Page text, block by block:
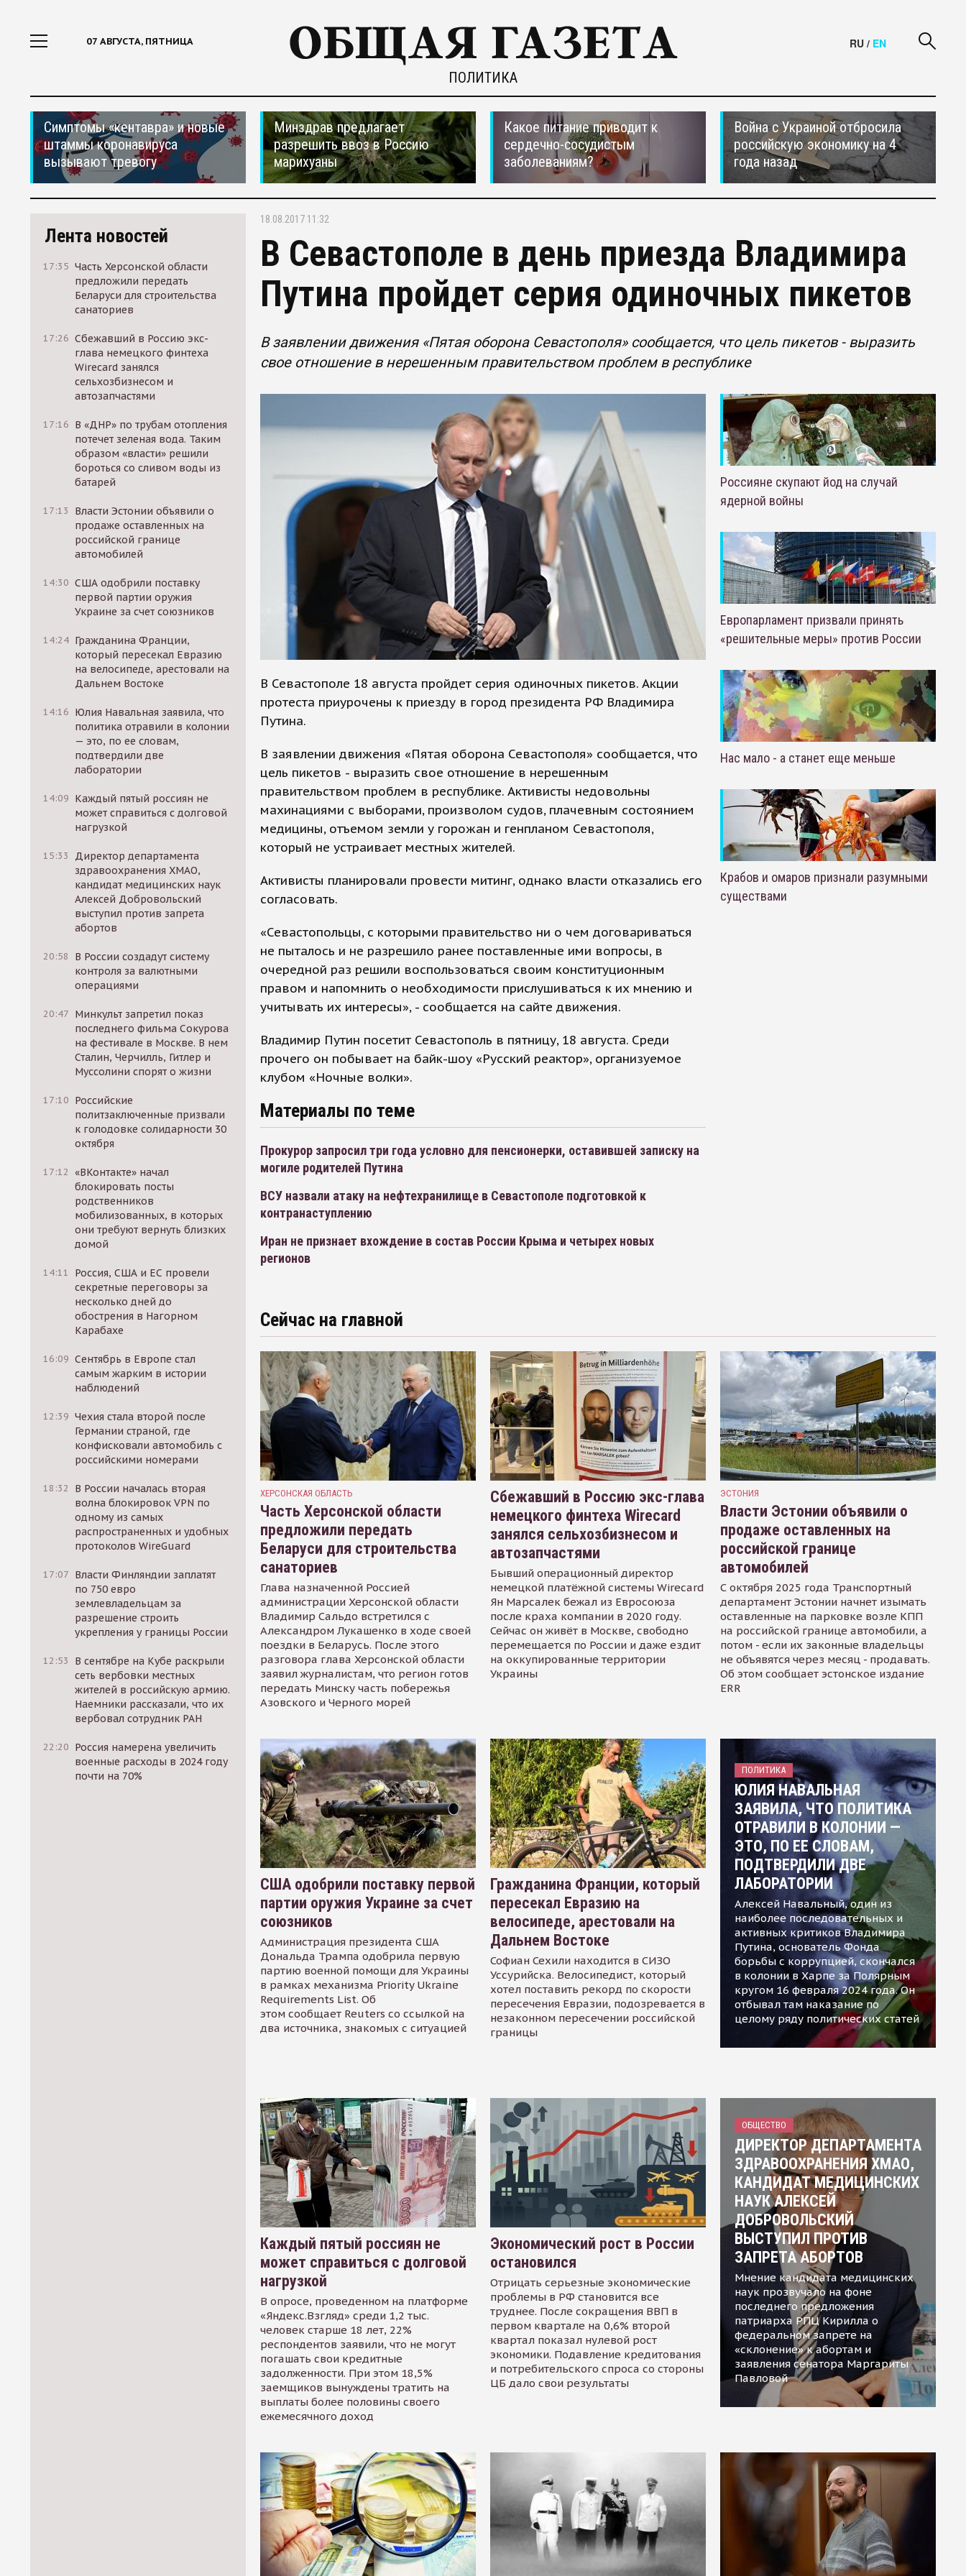
07 АВГУСТА, ПЯТНИЦА
ПОЛИТИКА
RU / EN
Симптомы «кентавра» и новые
штаммы коронавируса
вызывают тревогу
Минздрав предлагает
разрешить ввоз в Россию
марихуаны
Какое питание приводит к
сердечно-сосудистым
заболеваниям?
Война с Украиной отбросила
российскую экономику на 4
года назад
Лента новостей
17:35 Часть Херсонской области
предложили передать
Беларуси для строительства
санаториев
17:26 Сбежавший в Россию экс-
глава немецкого финтеха
Wirecard занялся
сельхозбизнесом и
автозапчастями
17:16 В «ДНР» по трубам отопления
потечет зеленая вода. Таким
образом «власти» решили
бороться со сливом воды из
батарей
17:13
Власти Эстонии объявили о
продаже оставленных на
российской границе
автомобилей
14:30 США одобрили поставку
первой партии оружия
Украине за счет союзников
14:24 Гражданина Франции,
который пересекал Евразию
на велосипеде, арестовали на
Дальнем Востоке
14:16 Юлия Навальная заявила, что
политика отравили в колонии
— это, по ее словам,
подтвердили две
лаборатории
14:09 Каждый пятый россиян не
может справиться с долговой
нагрузкой
15:33
Директор департамента
здравоохранения ХМАО,
кандидат медицинских наук
Алексей Добровольский
выступил против запрета
абортов
20:58
В России создадут систему
контроля за валютными
операциями
20:47 Минкульт запретил показ
последнего фильма Сокурова
на фестивале в Москве. В нем
Сталин, Черчилль, Гитлер и
Муссолини спорят о жизни
17:10 Российские
политзаключенные призвали
к голодовке солидарности 30
октября
17:12 «ВКонтакте» начал
блокировать посты
родственников
мобилизованных, в которых
они требуют вернуть близких
домой
14:11
Россия, США и ЕС провели
секретные переговоры за
несколько дней до
обострения в Нагорном
Карабахе
16:09 Сентябрь в Европе стал
самым жарким в истории
наблюдений
12:39 Чехия стала второй после
Германии страной, где
конфисковали автомобиль с
российскими номерами
18:32
В России началась вторая
волна блокировок VPN по
одному из самых
распространенных и удобных
протоколов WireGuard
17:07 Власти Финляндии заплатят
по 750 евро
землевладельцам за
разрешение строить
укрепления у границы России
12:53
В сентябре на Кубе раскрыли
сеть вербовки местных
жителей в российскую армию.
Наемники рассказали, что их
вербовал сотрудник РАН
22:20 Россия намерена увеличить
военные расходы в 2024 году
почти на 70%
18.08.2017 11:32
В Севастополе в день приезда Владимира
Путина пройдет серия одиночных пикетов
В заявлении движения «Пятая оборона Севастополя» сообщается, что цель пикетов - выразить
свое отношение в нерешенным правительством проблем в республике
В Севастополе 18 августа пройдет серия одиночных пикетов. Акции
протеста приурочены к приезду в город президента РФ Владимира
Путина.
В заявлении движения «Пятая оборона Севастополя» сообщается, что
цель пикетов - выразить свое отношение в нерешенным
правительством проблем в республике. Активисты недовольны
махинациями с выборами, произволом судов, плачевным состоянием
медицины, отъемом земли у горожан и генпланом Севастополя,
который не устраивает местных жителей.
Активисты планировали провести митинг, однако власти отказались его
согласовать.
«Севастопольцы, с которыми правительство ни о чем договариваться
не пыталось и не разрешило ранее поставленные ими вопросы, в
очередной раз решили воспользоваться своим конституционным
правом и напомнить о необходимости прислушиваться к их мнению и
учитывать их интересы», - сообщается на сайте движения.
Владимир Путин посетит Севастополь в пятницу, 18 августа. Среди
прочего он побывает на байк-шоу «Русский реактор», организуемое
клубом «Ночные волки».
Материалы по теме
Прокурор запросил три года условно для пенсионерки, оставившей записку на
могиле родителей Путина
ВСУ назвали атаку на нефтехранилище в Севастополе подготовкой к
контранаступлению
Иран не признает вхождение в состав России Крыма и четырех новых
регионов
Россияне скупают йод на случай
ядерной войны
Европарламент призвали принять
«решительные меры» против России
Нас мало - а станет еще меньше
Крабов и омаров признали разумными
существами
Сейчас на главной
ХЕРСОНСКАЯ ОБЛАСТЬ
Часть Херсонской области
предложили передать
Беларуси для строительства
санаториев
Глава назначенной Россией
администрации Херсонской области
Владимир Сальдо встретился с
Александром Лукашенко в ходе своей
поездки в Беларусь. После этого
разговора глава Херсонской области
заявил журналистам, что регион готов
передать Минску часть побережья
Азовского и Черного морей
Сбежавший в Россию экс-глава
немецкого финтеха Wirecard
занялся сельхозбизнесом и
автозапчастями
Бывший операционный директор
немецкой платёжной системы Wirecard
Ян Марсалек бежал из Евросоюза
после краха компании в 2020 году.
Сейчас он живёт в Москве, свободно
перемещается по России и даже ездит
на оккупированные территории
Украины
ЭСТОНИЯ
Власти Эстонии объявили о
продаже оставленных на
российской границе
автомобилей
С октября 2025 года Транспортный
департамент Эстонии начнет изымать
оставленные на парковке возле КПП
на российской границе автомобили, а
потом - если их законные владельцы
не объявятся через месяц - продавать.
Об этом сообщает эстонское издание
ERR
США одобрили поставку первой
партии оружия Украине за счет
союзников
Администрация президента США
Дональда Трампа одобрила первую
партию военной помощи для Украины
в рамках механизма Priority Ukraine
Requirements List. Об
этом сообщает Reuters со ссылкой на
два источника, знакомых с ситуацией
Гражданина Франции, который
пересекал Евразию на
велосипеде, арестовали на
Дальнем Востоке
Софиан Сехили находится в СИЗО
Уссурийска. Велосипедист, который
хотел поставить рекорд по скорости
пересечения Евразии, подозревается в
незаконном пересечении российской
границы
ПОЛИТИКА
ЮЛИЯ НАВАЛЬНАЯ
ЗАЯВИЛА, ЧТО ПОЛИТИКА
ОТРАВИЛИ В КОЛОНИИ —
ЭТО, ПО ЕЕ СЛОВАМ,
ПОДТВЕРДИЛИ ДВЕ
ЛАБОРАТОРИИ
Алексей Навальный, один из
наиболее последовательных и
активных критиков Владимира
Путина, основатель Фонда
борьбы с коррупцией, скончался
в колонии в Харпе за Полярным
кругом 16 февраля 2024 года. Он
отбывал там наказание по
целому ряду политических статей
Каждый пятый россиян не
может справиться с долговой
нагрузкой
В опросе, проведенном на платформе
«Яндекс.Взгляд» среди 1,2 тыс.
человек старше 18 лет, 22%
респондентов заявили, что не могут
погашать свои кредитные
задолженности. При этом 18,5%
заемщиков вынуждены тратить на
выплаты более половины своего
ежемесячного доход
Экономический рост в России
остановился
Отрицать серьезные экономические
проблемы в РФ становится все
труднее. После сокращения ВВП в
первом квартале на 0,6% второй
квартал показал нулевой рост
экономики. Подавление кредитования
и потребительского спроса со стороны
ЦБ дало свои результаты
ОБЩЕСТВО
ДИРЕКТОР ДЕПАРТАМЕНТА
ЗДРАВООХРАНЕНИЯ ХМАО,
КАНДИДАТ МЕДИЦИНСКИХ
НАУК АЛЕКСЕЙ
ДОБРОВОЛЬСКИЙ
ВЫСТУПИЛ ПРОТИВ
ЗАПРЕТА АБОРТОВ
Мнение кандидата медицинских
наук прозвучало на фоне
последнего предложения
патриарха РПЦ Кирилла о
федеральном запрете на
«склонение» к абортам и
заявления сенатора Маргариты
Павловой